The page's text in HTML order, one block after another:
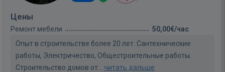
Цены
Ремонт мебели
50,00€/час
Опыт в строительстве более 20 лет. Сантехнические
работы, Электричество, Общестроительные работы.
Строительство домов от... читать дальше